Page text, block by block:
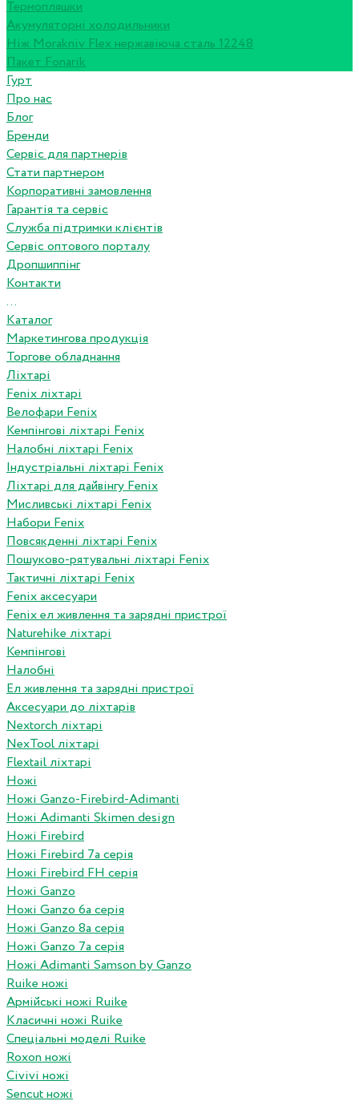
Термопляшки
Акумуляторні холодильники
Ніж Morakniv Flex нержавіюча сталь 12248
Пакет Fonarik
Гурт
Про нас
Блог
Бренди
Сервіс для партнерів
Стати партнером
Корпоративні замовлення
Гарантія та сервіс
Служба підтримки клієнтів
Сервіс оптового порталу
Дропшиппінг
Контакти
...
Каталог
Маркетингова продукція
Торгове обладнання
Ліхтарі
Fenix ліхтарі
Велофари Fenix
Кемпінгові ліхтарі Fenix
Налобні ліхтарі Fenix
Індустріальні ліхтарі Fenix
Ліхтарі для дайвінгу Fenix
Мисливські ліхтарі Fenix
Набори Fenix
Повсякденні ліхтарі Fenix
Пошуково-рятувальні ліхтарі Fenix
Тактичні ліхтарі Fenix
Fenix аксесуари
Fenix ел живлення та зарядні пристрої
Naturehike ліхтарі
Кемпінгові
Налобні
Ел живлення та зарядні пристрої
Аксесуари до ліхтарів
Nextorch ліхтарі
NexTool ліхтарі
Flextail ліхтарі
Ножі
Ножі Ganzo-Firebird-Adimanti
Ножі Adimanti Skimen design
Ножі Firebird
Ножі Firebird 7а серія
Ножі Firebird FH серія
Ножі Ganzo
Ножі Ganzo 6а серія
Ножі Ganzo 8а серія
Ножі Ganzo 7а серія
Ножі Adimanti Samson by Ganzo
Ruike ножі
Армійські ножі Ruike
Класичні ножі Ruike
Спеціальні моделі Ruike
Roxon ножi
Civivi ножі
Sencut ножі